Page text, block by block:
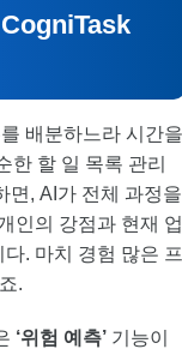
배분하느라 시간
한 할 일 목록 관리
면, AI가 전체 과정을
인의 강점과 현재
. 마치 경험 많은
.
‘위험 예측’ 기능이